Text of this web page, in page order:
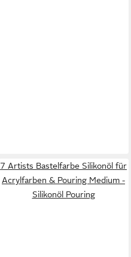
7 Artists Bastelfarbe Silikonöl für
Acrylfarben & Pouring Medium -
Silikonöl Pouring